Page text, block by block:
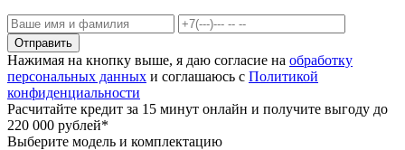
Отправить
Нажимая на кнопку выше, я даю согласие на обработку
персональных данных и соглашаюсь с Политикой
конфиденциальности
Расчитайте кредит за 15 минут онлайн и получите выгоду до
220 000 рублей*
Выберите модель и комплектацию